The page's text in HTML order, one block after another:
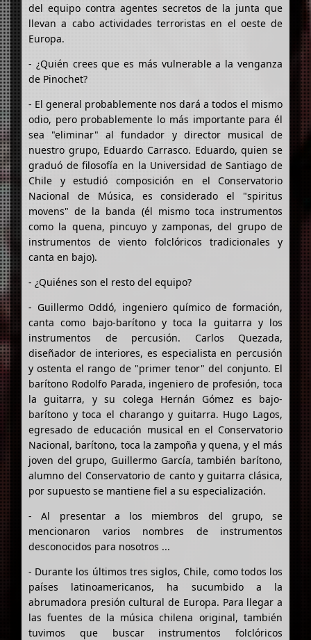
del equipo contra agentes secretos de la junta que
llevan a cabo actividades terroristas en el oeste de
Europa.
- ¿Quién crees que es más vulnerable a la venganza
de Pinochet?
- El general probablemente nos dará a todos el mismo
odio, pero probablemente lo más importante para él
sea "eliminar" al fundador y director musical de
nuestro grupo, Eduardo Carrasco. Eduardo, quien se
graduó de filosofía en la Universidad de Santiago de
Chile y estudió composición en el Conservatorio
Nacional de Música, es considerado el "spiritus
movens" de la banda (él mismo toca instrumentos
como la quena, pincuyo y zamponas, del grupo de
instrumentos de viento folclóricos tradicionales y
canta en bajo).
- ¿Quiénes son el resto del equipo?
- Guillermo Oddó, ingeniero químico de formación,
canta como bajo-barítono y toca la guitarra y los
instrumentos de percusión. Carlos Quezada,
diseñador de interiores, es especialista en percusión
y ostenta el rango de "primer tenor" del conjunto. El
barítono Rodolfo Parada, ingeniero de profesión, toca
la guitarra, y su colega Hernán Gómez es bajo-
barítono y toca el charango y guitarra. Hugo Lagos,
egresado de educación musical en el Conservatorio
Nacional, barítono, toca la zampoña y quena, y el más
joven del grupo, Guillermo García, también barítono,
alumno del Conservatorio de canto y guitarra clásica,
por supuesto se mantiene fiel a su especialización.
- Al presentar a los miembros del grupo, se
mencionaron varios nombres de instrumentos
desconocidos para nosotros ...
- Durante los últimos tres siglos, Chile, como todos los
países latinoamericanos, ha sucumbido a la
abrumadora presión cultural de Europa. Para llegar a
las fuentes de la música chilena original, también
tuvimos que buscar instrumentos folclóricos